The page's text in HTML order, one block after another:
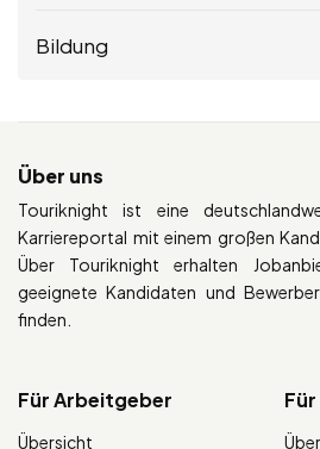
Bildung
Über uns
Touriknight ist eine
Karriereportal mit einem großen
Über Touriknight erhalten
geeignete Kandidaten und
finden.
Für Arbeitgeber
Übersicht